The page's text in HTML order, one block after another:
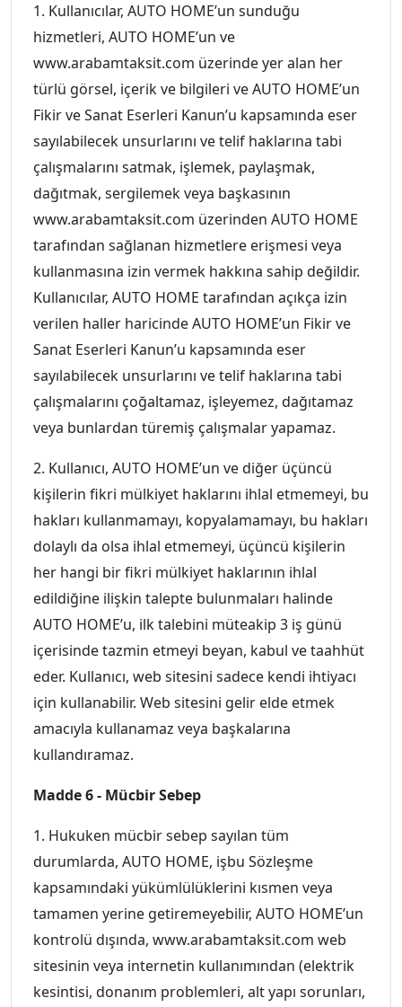
1. Kullanıcılar, AUTO HOME’un sunduğu
hizmetleri, AUTO HOME’un ve
www.arabamtaksit.com üzerinde yer alan her
türlü görsel, içerik ve bilgileri ve AUTO HOME’un
Fikir ve Sanat Eserleri Kanun’u kapsamında eser
sayılabilecek unsurlarını ve telif haklarına tabi
çalışmalarını satmak, işlemek, paylaşmak,
dağıtmak, sergilemek veya başkasının
www.arabamtaksit.com üzerinden AUTO HOME
tarafından sağlanan hizmetlere erişmesi veya
kullanmasına izin vermek hakkına sahip değildir.
Kullanıcılar, AUTO HOME tarafından açıkça izin
verilen haller haricinde AUTO HOME’un Fikir ve
Sanat Eserleri Kanun’u kapsamında eser
sayılabilecek unsurlarını ve telif haklarına tabi
çalışmalarını çoğaltamaz, işleyemez, dağıtamaz
veya bunlardan türemiş çalışmalar yapamaz.
2. Kullanıcı, AUTO HOME’un ve diğer üçüncü
kişilerin fikri mülkiyet haklarını ihlal etmemeyi, bu
hakları kullanmamayı, kopyalamamayı, bu hakları
dolaylı da olsa ihlal etmemeyi, üçüncü kişilerin
her hangi bir fikri mülkiyet haklarının ihlal
edildiğine ilişkin talepte bulunmaları halinde
AUTO HOME’u, ilk talebini müteakip 3 iş günü
içerisinde tazmin etmeyi beyan, kabul ve taahhüt
eder. Kullanıcı, web sitesini sadece kendi ihtiyacı
için kullanabilir. Web sitesini gelir elde etmek
amacıyla kullanamaz veya başkalarına
kullandıramaz.
Madde 6 - Mücbir Sebep
1. Hukuken mücbir sebep sayılan tüm
durumlarda, AUTO HOME, işbu Sözleşme
kapsamındaki yükümlülüklerini kısmen veya
tamamen yerine getiremeyebilir, AUTO HOME’un
kontrolü dışında, www.arabamtaksit.com web
sitesinin veya internetin kullanımından (elektrik
kesintisi, donanım problemleri, alt yapı sorunları,